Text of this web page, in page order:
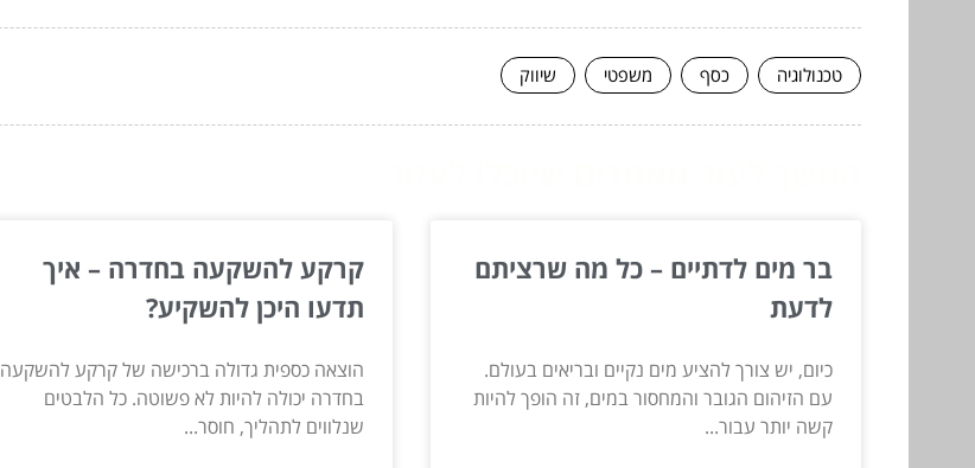
טכנולוגיה כסף משפטי שיווק
בר מים לדתיים – כל מה שרציתם
לדעת
כיום, יש צורך להציע מים נקיים ובריאים בעולם.
עם הזיהום הגובר והמחסור במים, זה הופך להיות
קשה יותר עבור...
קרקע להשקעה בחדרה – איך
תדעו היכן להשקיע?
הוצאה כספית גדולה ברכישה של קרקע להשקעה
בחדרה יכולה להיות לא פשוטה. כל הלבטים
שנלווים לתהליך, חוסר...